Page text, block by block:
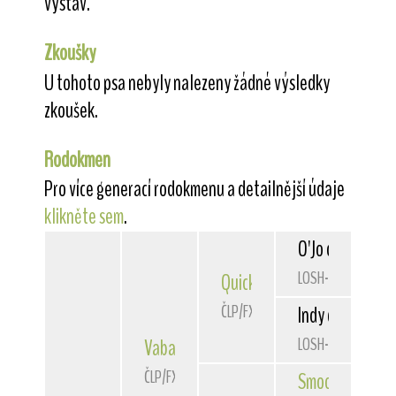
Zkoušky
U tohoto psa nebyly nalezeny žádné výsledky
zkoušek.
Rodokmen
Pro více generací rodokmenu a detailnější údaje
klikněte sem.
Vabang od Rytíře Malovce
ČLP/FXH/29725
Quick Belfox
ČLP/FXH/29303
O'Jo du Bois
LOSH-0642457
Indy des
LOSH-0518115
Smooth